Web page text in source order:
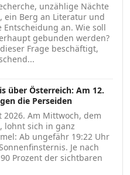
unzählige Nächte
ein Berg an Literatur und
an. Wie soll
gebunden werden?
Frage beschäftigt,
über Österreich: Am 12.
die Perseiden
2026. Am Mittwoch, dem
lohnt sich in ganz
Ab ungefähr 19:22 Uhr
Je nach
Prozent der sichtbaren